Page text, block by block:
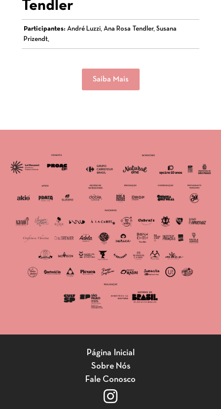
Tendler
Participantes: André Luzzi, Ana Rosa Tendler, Susana
Prizendt,
Saiba Mais
Página Inicial
Sobre Nós
Fale Conosco